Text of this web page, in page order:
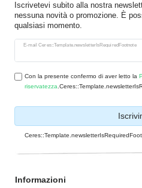
Iscrivetevi subito alla nostra
nessuna novità o promozione. È
qualsiasi momento.
E-mail Ceres::Template.newsletterIsRequiredFootnote
Con la presente confermo di aver letto la
riservatezza
Informazioni